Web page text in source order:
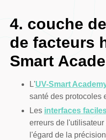
4. couche
de facteurs
Smart
L'UV-Smart
santé des protocoles
Les interfaces
erreurs de
l'égard de la